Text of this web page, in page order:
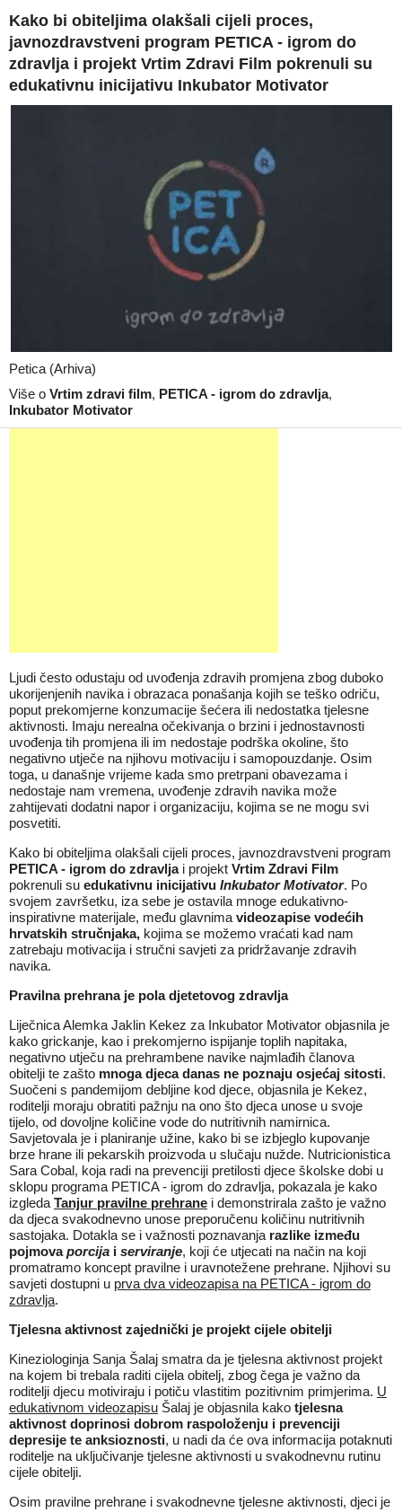
Kako bi obiteljima olakšali cijeli proces,
javnozdravstveni program PETICA - igrom do
zdravlja i projekt Vrtim Zdravi Film pokrenuli su
edukativnu inicijativu Inkubator Motivator
Petica (Arhiva)
Više o Vrtim zdravi film, PETICA - igrom do zdravlja,
Inkubator Motivator
Ljudi često odustaju od uvođenja zdravih promjena zbog duboko
ukorijenjenih navika i obrazaca ponašanja kojih se teško odriču,
poput prekomjerne konzumacije šećera ili nedostatka tjelesne
aktivnosti. Imaju nerealna očekivanja o brzini i jednostavnosti
uvođenja tih promjena ili im nedostaje podrška okoline, što
negativno utječe na njihovu motivaciju i samopouzdanje. Osim
toga, u današnje vrijeme kada smo pretrpani obavezama i
nedostaje nam vremena, uvođenje zdravih navika može
zahtijevati dodatni napor i organizaciju, kojima se ne mogu svi
posvetiti.
Kako bi obiteljima olakšali cijeli proces, javnozdravstveni program
PETICA - igrom do zdravljai projekt Vrtim Zdravi Film
pokrenuli su edukativnu inicijativu Inkubator Motivator. Po
svojem završetku, iza sebe je ostavila mnoge edukativno-
inspirativne materijale, među glavnima videozapise vodećih
hrvatskih stručnjaka, kojima se možemo vraćati kad nam
zatrebaju motivacija i stručni savjeti za pridržavanje zdravih
navika.
Pravilna prehrana je pola djetetovog zdravlja
Liječnica Alemka Jaklin Kekez za Inkubator Motivator objasnila je
kako grickanje, kao i prekomjerno ispijanje toplih napitaka,
negativno utječu na prehrambene navike najmlađih članova
obitelji te zašto mnoga djeca danas ne poznaju osjećaj sitosti.
Suočeni s pandemijom debljine kod djece, objasnila je Kekez,
roditelji moraju obratiti pažnju na ono što djeca unose u svoje
tijelo, od dovoljne količine vode do nutritivnih namirnica.
Savjetovala je i planiranje užine, kako bi se izbjeglo kupovanje
brze hrane ili pekarskih proizvoda u slučaju nužde. Nutricionistica
Sara Cobal, koja radi na prevenciji pretilosti djece školske dobi u
sklopu programa PETICA - igrom do zdravlja, pokazala je kako
izgleda Tanjur pravilne prehrane i demonstrirala zašto je važno
da djeca svakodnevno unose preporučenu količinu nutritivnih
sastojaka. Dotakla se i važnosti poznavanja razlike između
pojmovaporcija i serviranje, koji će utjecati na način na koji
promatramo koncept pravilne i uravnotežene prehrane. Njihovi su
savjeti dostupni u prva dva videozapisa na PETICA - igrom do
zdravlja.
Tjelesna aktivnost zajednički je projekt cijele obitelji
Kineziologinja Sanja Šalaj smatra da je tjelesna aktivnost projekt
na kojem bi trebala raditi cijela obitelj, zbog čega je važno da
roditelji djecu motiviraju i potiču vlastitim pozitivnim primjerima. U
edukativnom videozapisu Šalaj je objasnila kako tjelesna
aktivnost doprinosi dobrom raspoloženju i prevenciji
depresije te anksioznosti, u nadi da će ova informacija potaknuti
roditelje na uključivanje tjelesne aktivnosti u svakodnevnu rutinu
cijele obitelji.
Osim pravilne prehrane i svakodnevne tjelesne aktivnosti, djeci je